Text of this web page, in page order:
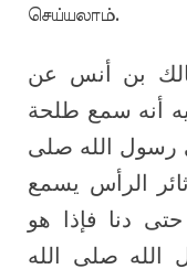
செய்யலாம்.
بن أنس عن
أنه سمع طلحة
رسول الله صلى
الرأس يسمع
دنا فإذا هو
الله صلى الله